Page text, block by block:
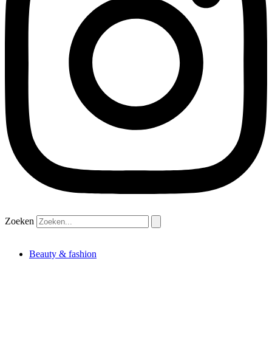
Zoeken
Beauty & fashion